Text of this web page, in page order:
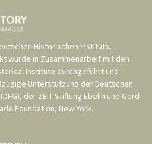
Historischen Instituts,
wurde in Zusammenarbeit mit den
Institute durchgeführt und
Unterstützung der Deutschen
, der ZEIT-Stiftung Ebelin und Gerd
Foundation, New York.